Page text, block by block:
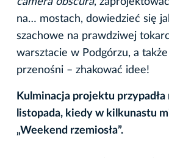
na… mostach, dowiedzieć się
szachowe na prawdziwej
warsztacie w Podgórzu, a
przenośni – zhakować idee!
Kulminacja projektu przypadła
listopada, kiedy w kilkunastu
„Weekend rzemiosła”.